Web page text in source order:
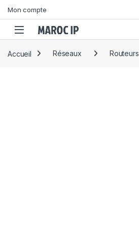
Mon compte
Accueil Réseaux Routeurs